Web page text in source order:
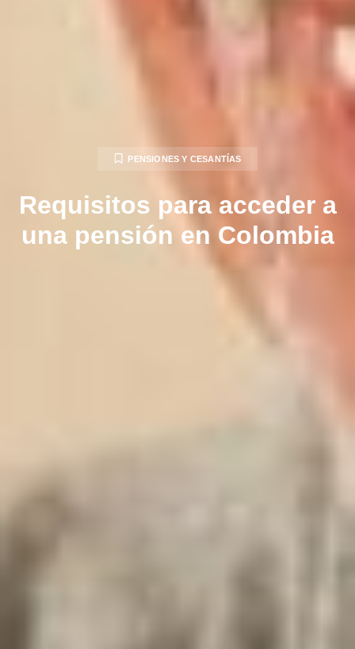
PENSIONES Y CESANTÍAS
Requisitos para acceder a
una pensión en Colombia